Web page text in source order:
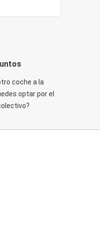
coche a la
optar por el